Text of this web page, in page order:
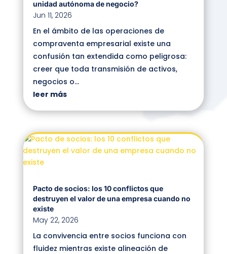
unidad autónoma de negocio?
Jun 11, 2026
En el ámbito de las operaciones de
compraventa empresarial existe una
confusión tan extendida como peligrosa:
creer que toda transmisión de activos,
negocios o...
leer más
Pacto de socios: los 10 conflictos que
destruyen el valor de una empresa cuando no
existe
May 22, 2026
La convivencia entre socios funciona con
fluidez mientras existe alineación de